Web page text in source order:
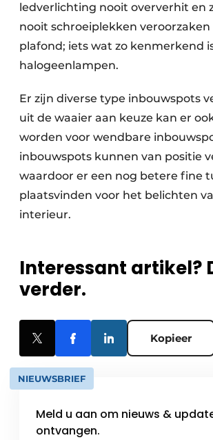
ledverlichting nooit oververhit en
nooit schroeiplekken veroorzaken
plafond; iets wat zo kenmerkend
halogeenlampen.
Er zijn diverse type inbouwspots
uit de waaier aan keuze kan er
worden voor wendbare
inbouwspots kunnen van positie
waardoor er een nog betere fine
plaatsvinden voor het belichten
interieur.
Interessant artikel?
verder.
Kopieer
NIEUWSBRIEF
Meld u aan om nieuws &
ontvangen.